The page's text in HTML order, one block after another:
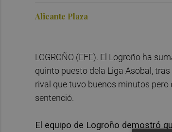
Alicante Plaza
LOGROÑO (EFE). El Logroño ha
quinto puesto dela Liga Asobal,
rival que tuvo buenos minutos pero
sentenció.
El equipo de Logroño demostró